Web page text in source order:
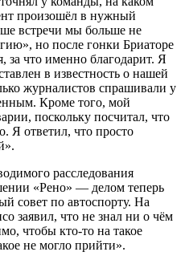
произошёл в нужный
встречи мы больше не
но после гонки Бриаторе
за что именно благодарит. Я
в известность о нашей
журналистов спрашивали у
Кроме того, мой
поскольку посчитал, что
Я ответил, что просто
расследования
«Рено» — делом теперь
совет по автоспорту. На
заявил, что не знал ни о чём
чтобы кто-то на такое
не могло прийти».